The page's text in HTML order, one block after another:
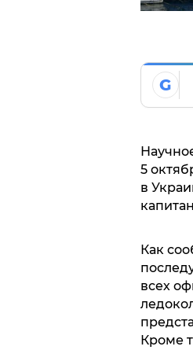
G
5
в
Как
всех
Кроме